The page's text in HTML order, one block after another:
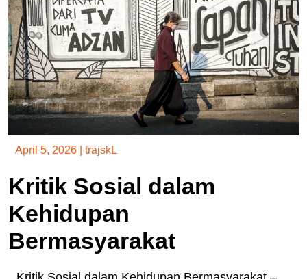
April 5, 2026 trajskL
Kritik Sosial dalam
Kehidupan
Bermasyarakat